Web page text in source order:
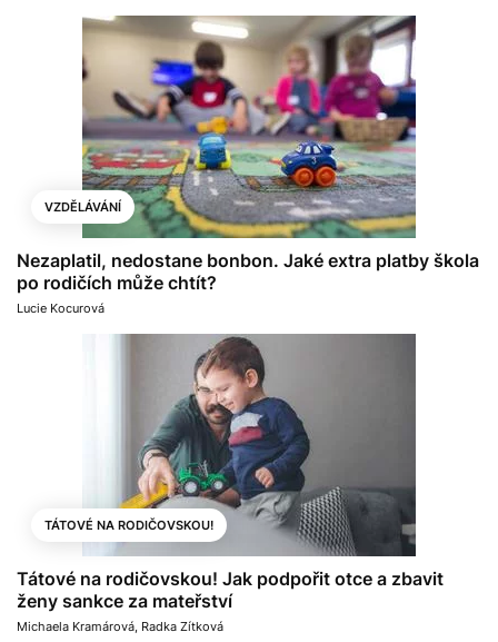
VZDĚLÁVÁNÍ
Nezaplatil, nedostane bonbon. Jaké extra platby škola
po rodičích může chtít?
Lucie Kocurová
TÁTOVÉ NA RODIČOVSKOU!
Tátové na rodičovskou! Jak podpořit otce a zbavit
ženy sankce za mateřství
Michaela Kramárová Radka Zítková